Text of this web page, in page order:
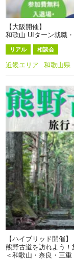
【大阪開催】
和歌山 UIターン就職
リアル 相談会
近畿エリア 和歌山県
【ハイブリッド開催】
熊野古道を訪れよう
＜和歌山・奈良・三重